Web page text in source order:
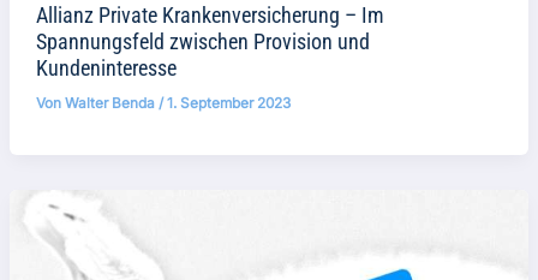
Allianz Private Krankenversicherung – Im
Spannungsfeld zwischen Provision und
Kundeninteresse
Von Walter Benda /1. September 2023